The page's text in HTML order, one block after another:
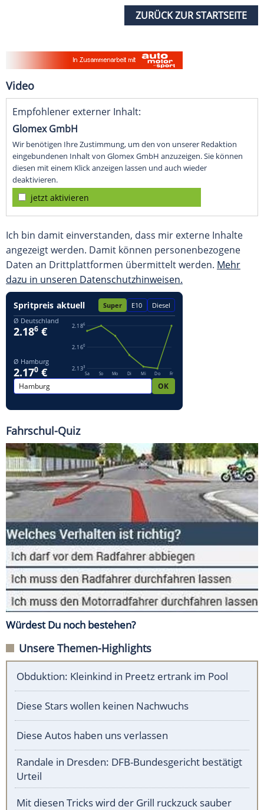
ZURÜCK ZUR STARTSEITE
Video
Empfohlener externer Inhalt:
Glomex GmbH
Wir benötigen Ihre Zustimmung, um den von unserer Redaktion
eingebundenen Inhalt von Glomex GmbH anzuzeigen. Sie können
diesen mit einem Klick anzeigen lassen und auch wieder
deaktivieren.
jetzt aktivieren
Ich bin damit einverstanden, dass mir externe Inhalte
angezeigt werden. Damit können personenbezogene
Daten an Drittplattformen übermittelt werden. Mehr
dazu in unseren Datenschutzhinweisen.
Fahrschul-Quiz
Würdest Du noch bestehen?
Unsere Themen-Highlights
Obduktion: Kleinkind in Preetz ertrank im Pool
Diese Stars wollen keinen Nachwuchs
Diese Autos haben uns verlassen
Randale in Dresden: DFB-Bundesgericht bestätigt
Urteil
Mit diesen Tricks wird der Grill ruckzuck sauber